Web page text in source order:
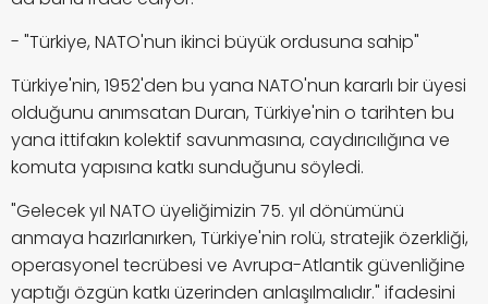
- "Türkiye, NATO'nun ikinci büyük ordusuna sahip"
Türkiye'nin, 1952'den bu yana NATO'nun kararlı bir üyesi
olduğunu anımsatan Duran, Türkiye'nin o tarihten bu
yana ittifakın kolektif savunmasına, caydırıcılığına ve
komuta yapısına katkı sunduğunu söyledi.
"Gelecek yıl NATO üyeliğimizin 75. yıl dönümünü
anmaya hazırlanırken, Türkiye'nin rolü, stratejik özerkliği,
operasyonel tecrübesi ve Avrupa-Atlantik güvenliğine
yaptığı özgün katkı üzerinden anlaşılmalıdır." ifadesini